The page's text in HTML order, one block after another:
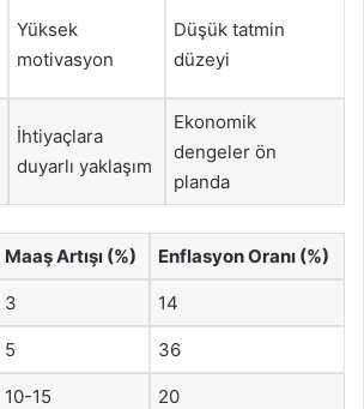
Yüksek
motivasyon
Düşük tatmin
düzeyi
İhtiyaçlara
duyarlı yaklaşım
Ekonomik
dengeler ön
planda
Maaş Artışı (%) Enflasyon Oranı (%)
3 14
5 36
10-15 20